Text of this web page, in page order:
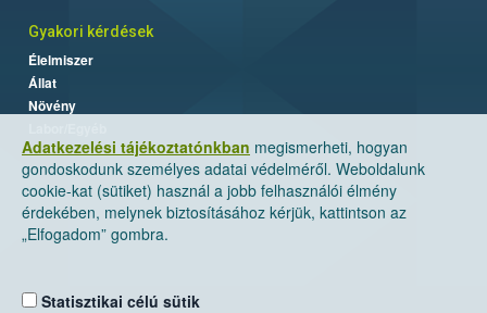
Adatkezelési tájékoztatónkban megismerheti, hogyan
gondoskodunk személyes adatai védelméről. Weboldalunk
cookie-kat (sütiket) használ a jobb felhasználói élmény
érdekében, melynek biztosításához kérjük, kattintson az
„Elfogadom” gombra.
Statisztikai célú sütik
Gyakori kérdések
Élelmiszer
Állat
Növény